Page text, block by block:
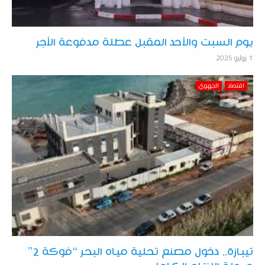
يوم السبت والأحد المقبل عطلة مدفوعة الأجر
1 يوليو 2025
اقتصاد الجهوي
تيبازة.. دخول مصنع تحلية مياه البحر “فوكة 2”